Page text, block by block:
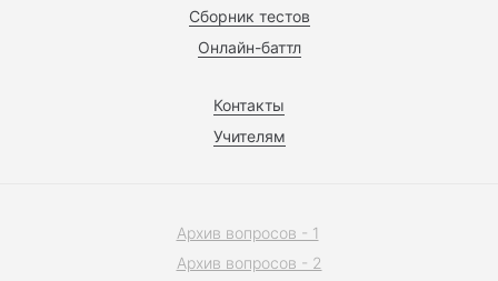
Сборник тестов
Онлайн-баттл
Контакты
Учителям
Архив вопросов - 1
Архив вопросов - 2